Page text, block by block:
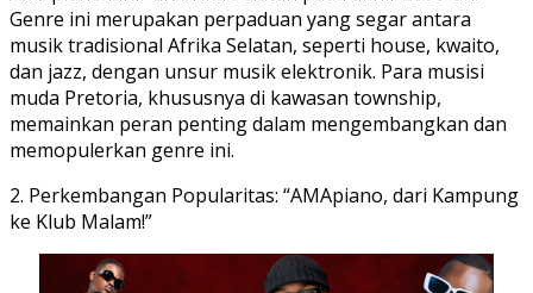
Genre ini merupakan perpaduan yang segar antara
musik tradisional Afrika Selatan, seperti house, kwaito,
dan jazz, dengan unsur musik elektronik. Para musisi
muda Pretoria, khususnya di kawasan township,
memainkan peran penting dalam mengembangkan dan
memopulerkan genre ini.
2. Perkembangan Popularitas: “AMApiano, dari Kampung
ke Klub Malam!”